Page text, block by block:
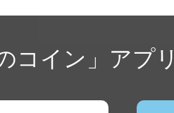
コイン」アプ